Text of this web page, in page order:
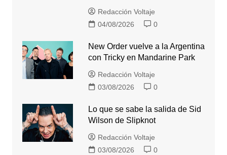
Redacción Voltaje
04/08/2026
0
New Order vuelve a la Argentina
con Tricky en Mandarine Park
Redacción Voltaje
03/08/2026
0
Lo que se sabe la salida de Sid
Wilson de Slipknot
Redacción Voltaje
03/08/2026
0